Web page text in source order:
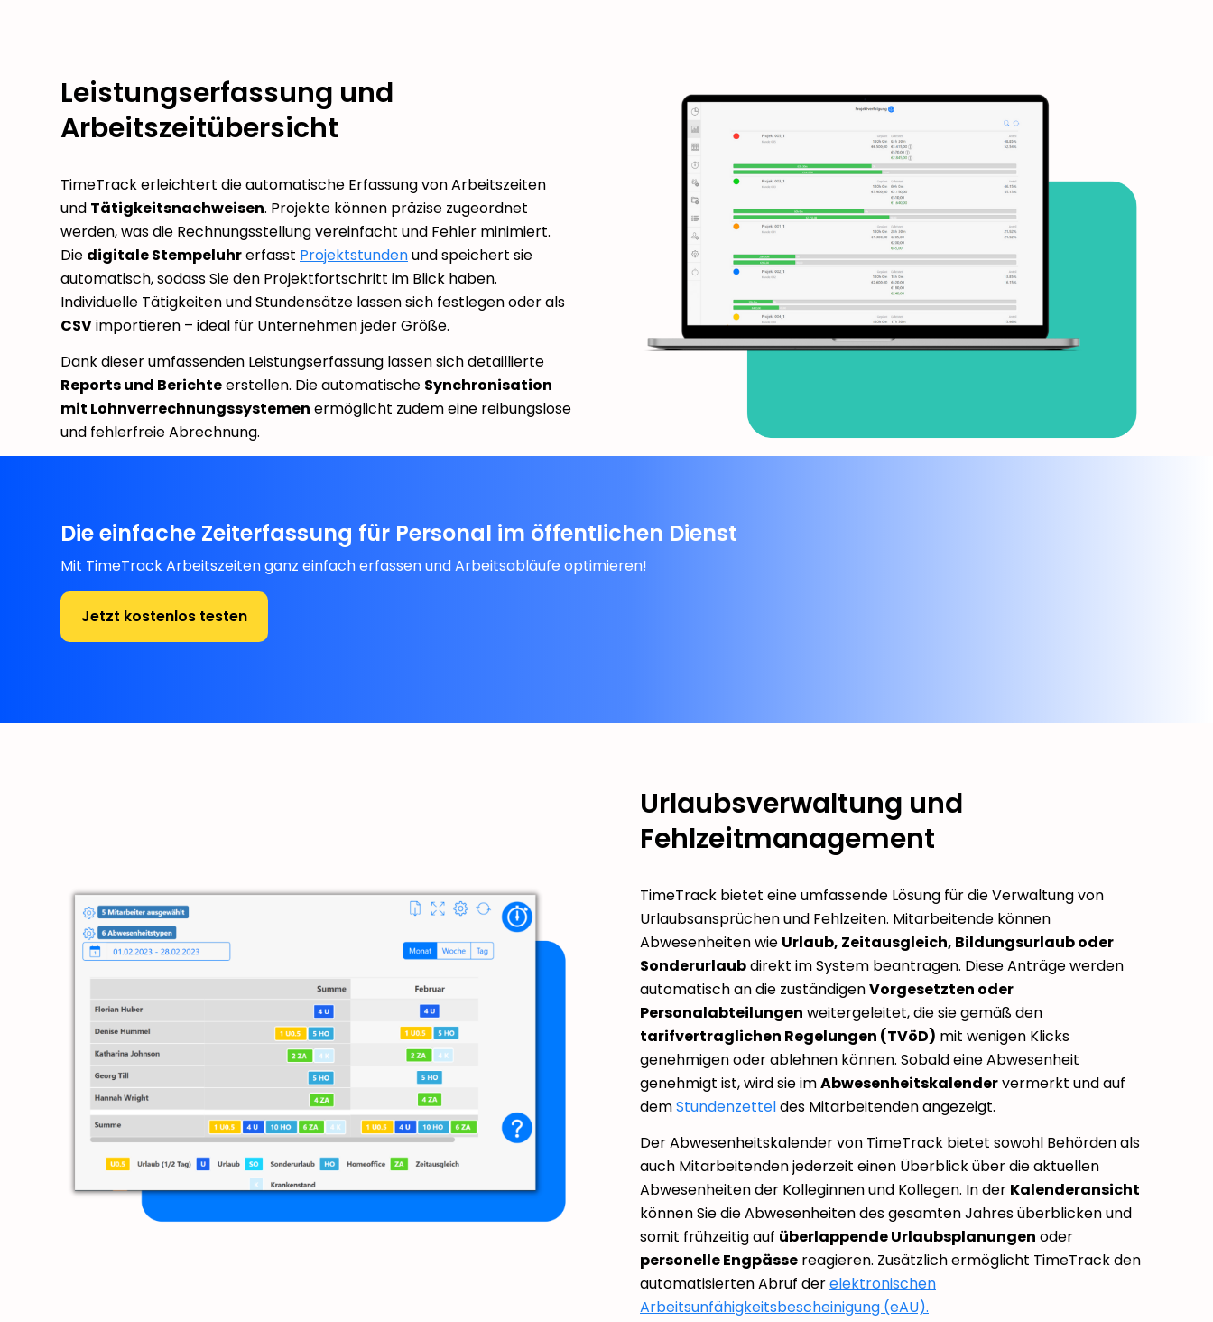
Leistungserfassung und
Arbeitszeitübersicht
TimeTrack erleichtert die automatische Erfassung von Arbeitszeiten
und Tätigkeitsnachweisen. Projekte können präzise zugeordnet
werden, was die Rechnungsstellung vereinfacht und Fehler minimiert.
Die digitale Stempeluhrerfasst Projektstundenund speichert sie
automatisch, sodass Sie den Projektfortschritt im Blick haben.
Individuelle Tätigkeiten und Stundensätze lassen sich festlegen oder als
CSVimportieren – ideal für Unternehmen jeder Größe.
Dank dieser umfassenden Leistungserfassung lassen sich detaillierte
Reports und Berichteerstellen. Die automatische Synchronisation
mit Lohnverrechnungssystemen ermöglicht zudem eine reibungslose
und fehlerfreie Abrechnung.
Die einfache Zeiterfassung für Personal im öffentlichen Dienst
Mit TimeTrack Arbeitszeiten ganz einfach erfassen und Arbeitsabläufe optimieren!
Jetzt kostenlos testen
Urlaubsverwaltung und
Fehlzeitmanagement
TimeTrack bietet eine umfassende Lösung für die Verwaltung von
Urlaubsansprüchen und Fehlzeiten. Mitarbeitende können
Abwesenheiten wie Urlaub, Zeitausgleich, Bildungsurlaub oder
Sonderurlaubdirekt im System beantragen. Diese Anträge werden
automatisch an die zuständigenVorgesetzten oder
Personalabteilungen weitergeleitet, die sie gemäß den
tarifvertraglichen Regelungen (TVöD) mit wenigen Klicks
genehmigen oder ablehnen können. Sobald eine Abwesenheit
genehmigt ist, wird sie imAbwesenheitskalendervermerkt und auf
demStundenzetteldes Mitarbeitenden angezeigt.
Der Abwesenheitskalender von TimeTrack bietet sowohl Behörden als
auch Mitarbeitenden jederzeit einen Überblick über die aktuellen
Abwesenheiten der Kolleginnen und Kollegen. In der Kalenderansicht
können Sie die Abwesenheiten des gesamten Jahres überblicken und
somit frühzeitig auf überlappende Urlaubsplanungen oder
personelle Engpässe reagieren. Zusätzlich ermöglicht TimeTrack den
automatisierten Abruf derelektronischen
Arbeitsunfähigkeitsbescheinigung (eAU).